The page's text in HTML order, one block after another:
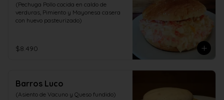
(Pechuga Pollo cocida en caldo de
verduras, Pimiento y Mayonesa casera
con huevo pasteurizado)
$8.490
Barros Luco
(Asiento de Vacuno y Queso fundido)